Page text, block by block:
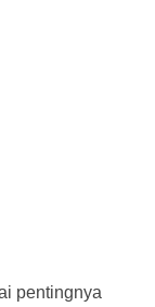
pentingnya